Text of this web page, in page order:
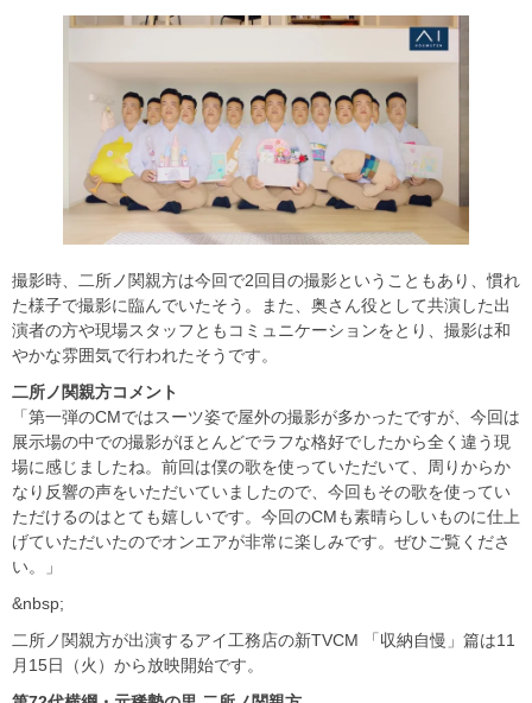
撮影時、二所ノ関親方は今回で2回目の撮影ということもあり、慣れ
た様子で撮影に臨んでいたそう。また、奥さん役として共演した出
演者の方や現場スタッフともコミュニケーションをとり、撮影は和
やかな雰囲気で行われたそうです。
二所ノ関親方コメント
「第一弾のCMではスーツ姿で屋外の撮影が多かったですが、今回は
展示場の中での撮影がほとんどでラフな格好でしたから全く違う現
場に感じましたね。前回は僕の歌を使っていただいて、周りからか
なり反響の声をいただいていましたので、今回もその歌を使ってい
ただけるのはとても嬉しいです。今回のCMも素晴らしいものに仕上
げていただいたのでオンエアが非常に楽しみです。ぜひご覧くださ
い。」
&nbsp;
二所ノ関親方が出演するアイ工務店の新TVCM 「収納自慢」篇は11
月15日（火）から放映開始です。